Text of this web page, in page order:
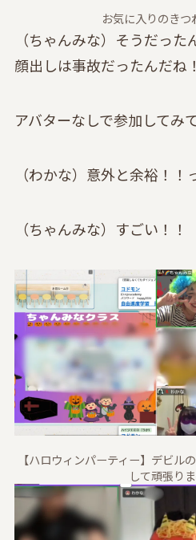
お気に入りのきつ
（ちゃんみな）そうだっ
顔出しは事故だったんだね
アバターなしで参加してみ
（わかな）意外と余裕！！
（ちゃんみな）すごい！！
【ハロウィンパーティー】デビル
して頑張り